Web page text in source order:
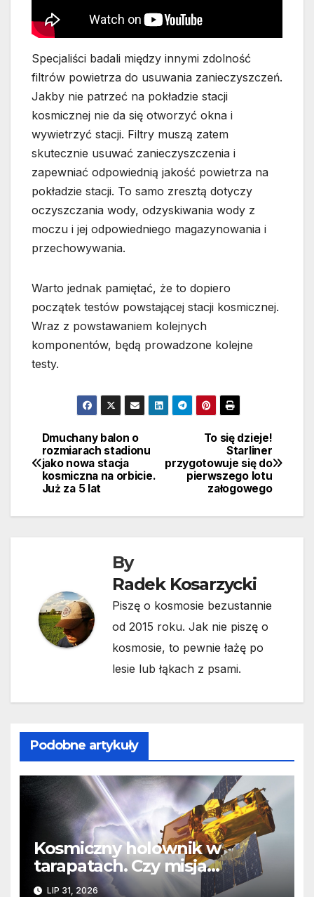
Specjaliści badali między innymi zdolność
filtrów powietrza do usuwania zanieczyszczeń.
Jakby nie patrzeć na pokładzie stacji
kosmicznej nie da się otworzyć okna i
wywietrzyć stacji. Filtry muszą zatem
skutecznie usuwać zanieczyszczenia i
zapewniać odpowiednią jakość powietrza na
pokładzie stacji. To samo zresztą dotyczy
oczyszczania wody, odzyskiwania wody z
moczu i jej odpowiedniego magazynowania i
przechowywania.
Warto jednak pamiętać, że to dopiero
początek testów powstającej stacji kosmicznej.
Wraz z powstawaniem kolejnych
komponentów, będą prowadzone kolejne
testy.
Nawigacja
wpisu
To się dzieje!
Starliner
przygotowuje się do
pierwszego lotu
załogowego
Dmuchany balon o
rozmiarach stadionu
jako nowa stacja
kosmiczna na orbicie.
Już za 5 lat
By
Radek Kosarzycki
Piszę o kosmosie bezustannie
od 2015 roku. Jak nie piszę o
kosmosie, to pewnie łażę po
lesie lub łąkach z psami.
Podobne artykuły
Kosmiczny holownik w
tarapatach. Czy misja
ratowania Teleskopu Swift
LIP 31, 2026